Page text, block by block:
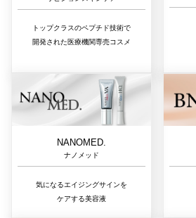
トップクラスのペプチド技術で
開発された医療機関専売コスメ
NANOMED.
ナノメッド
気になるエイジングサインを
ケアする美容液